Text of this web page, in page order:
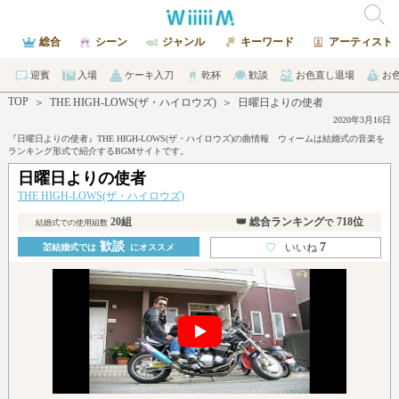
総合 シーン ジャンル キーワード アーティスト
迎賓 入場 ケーキ入刀 乾杯 歓談 お色直し退場 お
TOP ＞ THE HIGH-LOWS(ザ・ハイロウズ) ＞ 日曜日よりの使者
2020年3月16日
『日曜日よりの使者』THE HIGH-LOWS(ザ・ハイロウズ)の曲情報 ウィームは結婚式の音楽を
ランキング形式で紹介するBGMサイトです。
日曜日よりの使者
THE HIGH-LOWS(ザ・ハイロウズ)
結婚式での使用組数20組 👑 総合ランキングで 718位
💒結婚式では歓談 にオススメ ♡ いいね7